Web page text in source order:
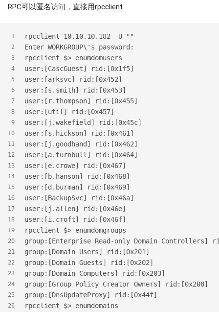
RPC可以匿名访问，直接用rpcclient
1
2
3
4
5
6
7
8
9
10
11
12
13
14
15
16
17
18
19
20
21
22
23
24
25
26
rpcclient 10.10.10.182 -U ""
Enter WORKGROUP\'s password:
rpcclient $> enumdomusers
user:[CascGuest] rid:[0x1f5]
user:[arksvc] rid:[0x452]
user:[s.smith] rid:[0x453]
user:[r.thompson] rid:[0x455]
user:[util] rid:[0x457]
user:[j.wakefield] rid:[0x45c]
user:[s.hickson] rid:[0x461]
user:[j.goodhand] rid:[0x462]
user:[a.turnbull] rid:[0x464]
user:[e.crowe] rid:[0x467]
user:[b.hanson] rid:[0x468]
user:[d.burman] rid:[0x469]
user:[BackupSvc] rid:[0x46a]
user:[j.allen] rid:[0x46e]
user:[i.croft] rid:[0x46f]
rpcclient $> enumdomgroups
group:[Enterprise Read-only Domain Controllers]
group:[Domain Users] rid:[0x201]
group:[Domain Guests] rid:[0x202]
group:[Domain Computers] rid:[0x203]
group:[Group Policy Creator Owners] rid:[0x208]
group:[DnsUpdateProxy] rid:[0x44f]
rpcclient $> enumdomains